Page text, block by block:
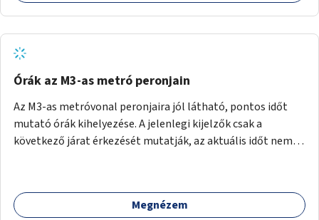
Órák az M3-as metró peronjain
Az M3-as metróvonal peronjaira jól látható, pontos időt
mutató órák kihelyezése. A jelenlegi kijelzők csak a
következő járat érkezését mutatják, az aktuális időt nem.
Megnézem